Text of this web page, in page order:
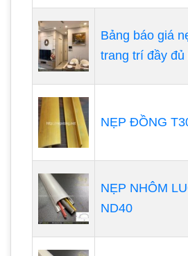
Bảng báo giá
trang trí đầy
NẸP ĐỒNG
NẸP NHÔM
ND40